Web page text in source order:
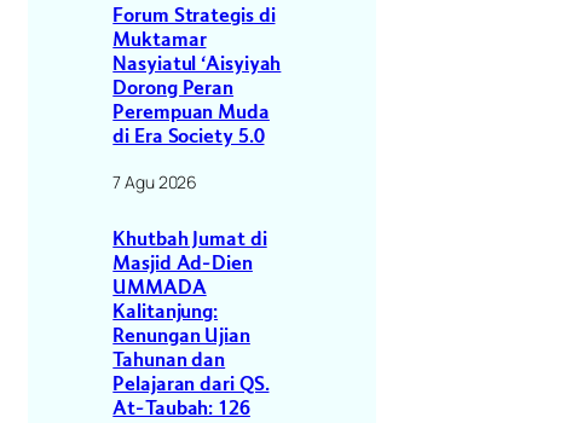
Forum Strategis di
Muktamar
Nasyiatul ‘Aisyiyah
Dorong Peran
Perempuan Muda
di Era Society 5.0
7 Agu 2026
Khutbah Jumat di
Masjid Ad-Dien
UMMADA
Kalitanjung:
Renungan Ujian
Tahunan dan
Pelajaran dari QS.
At-Taubah: 126